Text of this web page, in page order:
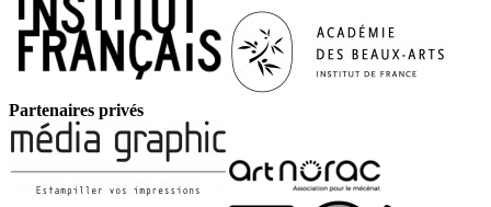
Partenaires privés